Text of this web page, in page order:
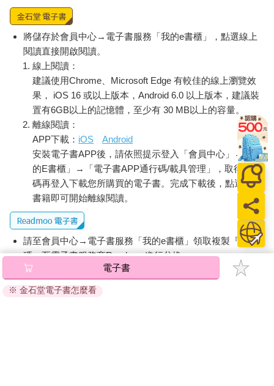
將儲存於會員中心→電子書服務「我的e書櫃」，點選線上
閱讀直接開啟閱讀。
線上閱讀：
建議使用Chrome、Microsoft Edge 有較佳的線上瀏覽效
果， iOS 16 或以上版本，Android 6.0 以上版本，建議裝
置有6GB以上的記憶體，至少有 30 MB以上的容量。
離線閱讀：
APP下載： iOS
Android
安裝電子書APP後，請依照提示登入「會員中心」→「我
的E書櫃」→「電子書APP通行碼/載具管理」，取得通行
碼再登入下載您所購買的電子書。完成下載後，點選任一
書籍即可開始離線閱讀。
請至會員中心→電子書服務「我的e書櫃」領取複製『兌換
碼』至電子書服務商Readmoo進行兌換。
退換貨須知：
因版權保護，您在金石堂所購買的電子書僅能以金石堂專屬
電子書
※ 金石堂電子書怎麼看